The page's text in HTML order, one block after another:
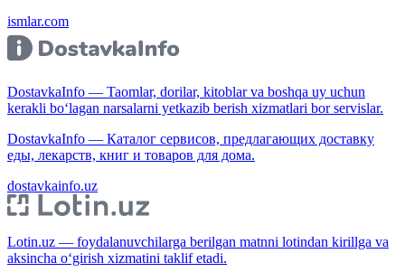
ismlar.com
DostavkaInfo — Taomlar, dorilar, kitoblar va boshqa uy uchun
kerakli bo‘lagan narsalarni yetkazib berish xizmatlari bor servislar.
DostavkaInfo — Каталог сервисов, предлагающих доставку
еды, лекарств, книг и товаров для дома.
dostavkainfo.uz
Lotin.uz — foydalanuvchilarga berilgan matnni lotindan kirillga va
aksincha o‘girish xizmatini taklif etadi.